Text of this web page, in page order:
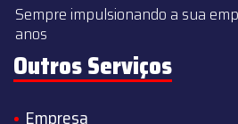
Sempre impulsionando a sua
anos
Outros Serviços
Empresa